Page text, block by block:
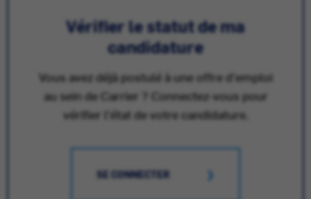
Vérifier le statut de ma
candidature
Vous avez déjà postulé à une offre d'emploi
au sein de Carrier ? Connectez-vous pour
vérifier l'état de votre candidature.
SE CONNECTER